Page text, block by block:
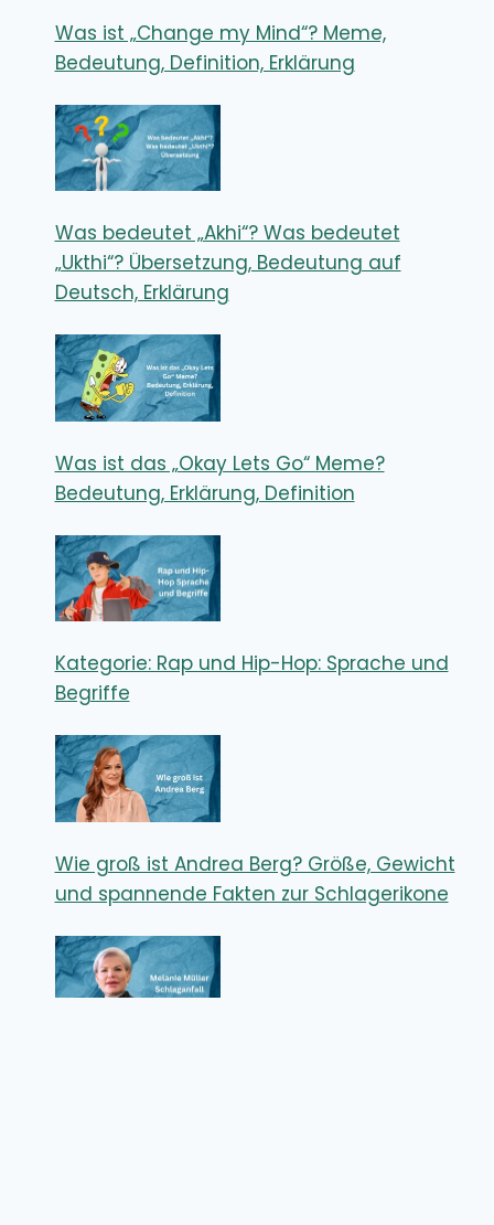
Was ist „Change my Mind“? Meme,
Bedeutung, Definition, Erklärung
Was bedeutet „Akhi“? Was bedeutet
„Ukthi“? Übersetzung, Bedeutung auf
Deutsch, Erklärung
Was ist das „Okay Lets Go“ Meme?
Bedeutung, Erklärung, Definition
Kategorie: Rap und Hip-Hop: Sprache und
Begriffe
Wie groß ist Andrea Berg? Größe, Gewicht
und spannende Fakten zur Schlagerikone